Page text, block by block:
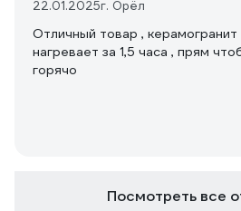
22.01.2025г. Орёл
Отличный товар , керамогранит
нагревает за 1,5 часа , прям
горячо
Посмотреть все